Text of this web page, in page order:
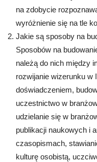
na zdobycie
wyróżnienie się na tle
Jakie są sposoby na
Sposobów na
należą do nich między
rozwijanie wizerunku w
doświadczeniem,
uczestnictwo w
udzielanie się w
publikacji naukowych i
czasopismach,
kulturę osobistą,